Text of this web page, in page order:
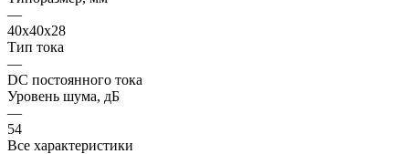
—
40x40x28
Тип тока
—
DC постоянного тока
Уровень шума, дБ
—
54
Все характеристики